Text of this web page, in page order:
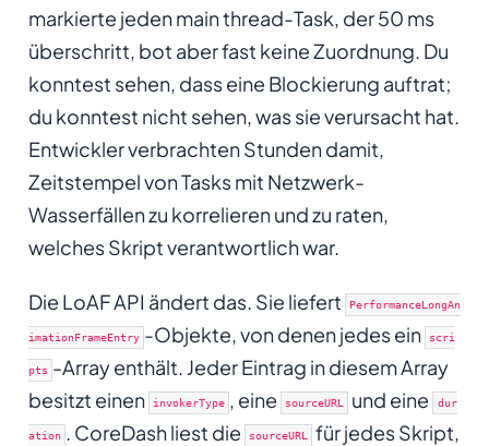
markierte jeden main thread-Task, der 50 ms
überschritt, bot aber fast keine Zuordnung. Du
konntest sehen, dass eine Blockierung auftrat;
du konntest nicht sehen, was sie verursacht hat.
Entwickler verbrachten Stunden damit,
Zeitstempel von Tasks mit Netzwerk-
Wasserfällen zu korrelieren und zu raten,
welches Skript verantwortlich war.
Die LoAF API ändert das. Sie liefert PerformanceLongAn
imationFrameEntry -Objekte, von denen jedes ein scri
pts -Array enthält. Jeder Eintrag in diesem Array
besitzt einen invokerType , eine sourceURL und eine dur
ation . CoreDash liest die sourceURL für jedes Skript,